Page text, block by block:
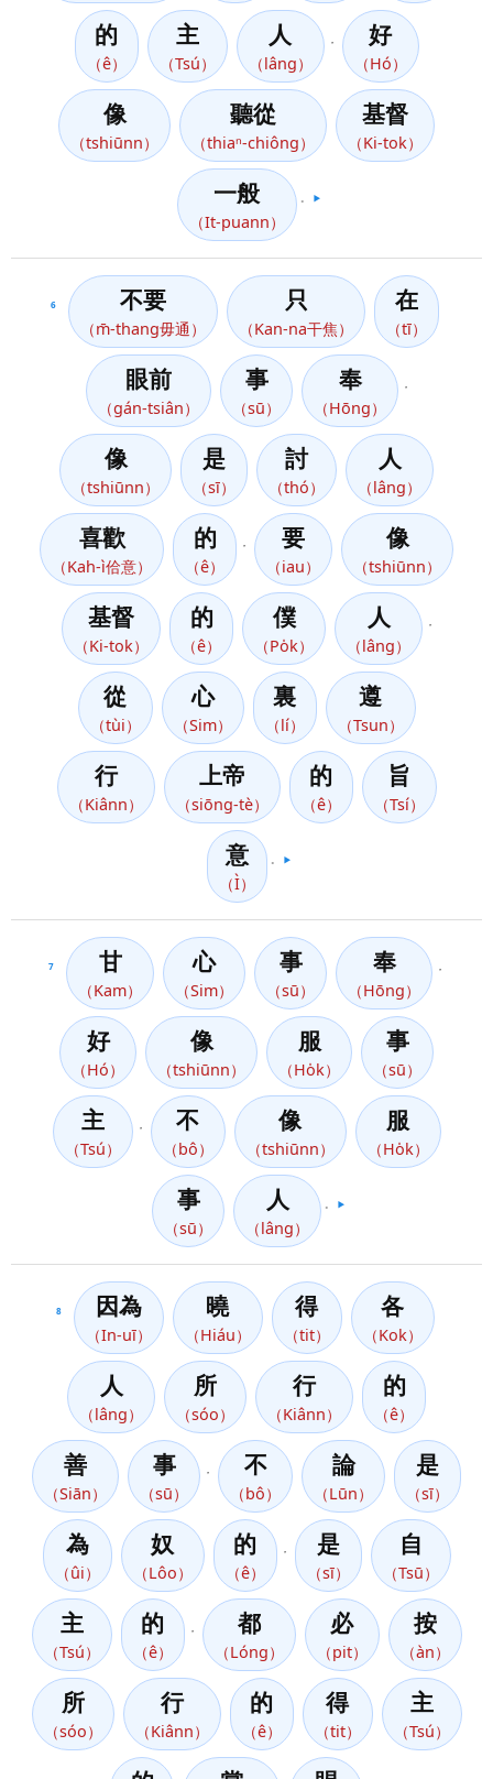
的
（ê）
主
（Tsú）
人
（lâng）
好
（Hó）
像
（tshiūnn）
聽從
（thiaⁿ-chiông）
基督
（Ki-tok）
一般
（It-puann）
▶️
6 不要
（m̄-thang毋通）
只
（Kan-na干焦）
在
（tī）
眼前
（gán-tsiân）
事
（sū）
奉
（Hōng）
像
（tshiūnn）
是
（sī）
討
（thó）
人
（lâng）
喜歡
（Kah-ì佮意）
的
（ê）
要
（iau）
像
（tshiūnn）
基督
（Ki-tok）
的
（ê）
僕
（Po̍k）
人
（lâng）
從
（tùi）
心
（Sim）
裏
（lí）
遵
（Tsun）
行
（Kiânn）
上帝
（siōng-tè）
的
（ê）
旨
（Tsí）
意
（Ì）
▶️
7 甘
（Kam）
心
（Sim）
事
（sū）
奉
（Hōng）
好
（Hó）
像
（tshiūnn）
服
（Ho̍k）
事
（sū）
主
（Tsú）
不
（bô）
像
（tshiūnn）
服
（Ho̍k）
事
（sū）
人
（lâng）
▶️
8 因為
（In-uī）
曉
（Hiáu）
得
（tit）
各
（Kok）
人
（lâng）
所
（sóo）
行
（Kiânn）
的
（ê）
善
（Siān）
事
（sū）
不
（bô）
論
（Lūn）
是
（sī）
為
（ûi）
奴
（Lôo）
的
（ê）
是
（sī）
自
（Tsū）
主
（Tsú）
的
（ê）
都
（Lóng）
必
（pit）
按
（àn）
所
（sóo）
行
（Kiânn）
的
（ê）
得
（tit）
主
（Tsú）